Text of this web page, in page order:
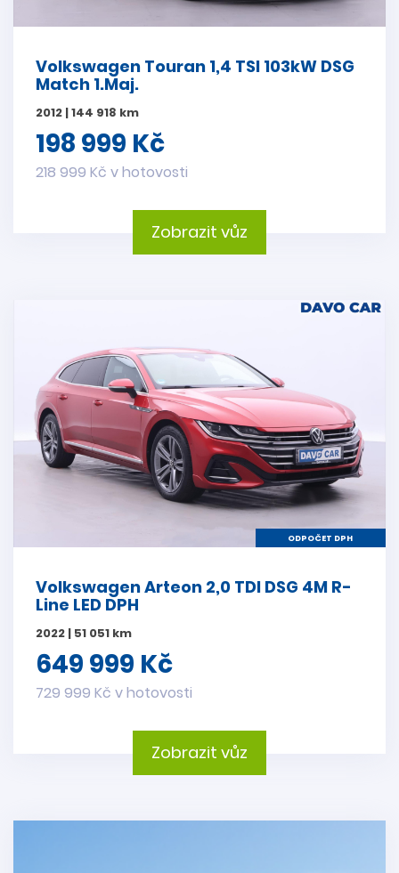
Volkswagen Touran 1,4 TSI 103kW DSG
Match 1.Maj.
2012 | 144 918 km
198 999 Kč
218 999 Kč v hotovosti
Zobrazit vůz
ODPOČET DPH
Volkswagen Arteon 2,0 TDI DSG 4M R-
Line LED DPH
2022 | 51 051 km
649 999 Kč
729 999 Kč v hotovosti
Zobrazit vůz